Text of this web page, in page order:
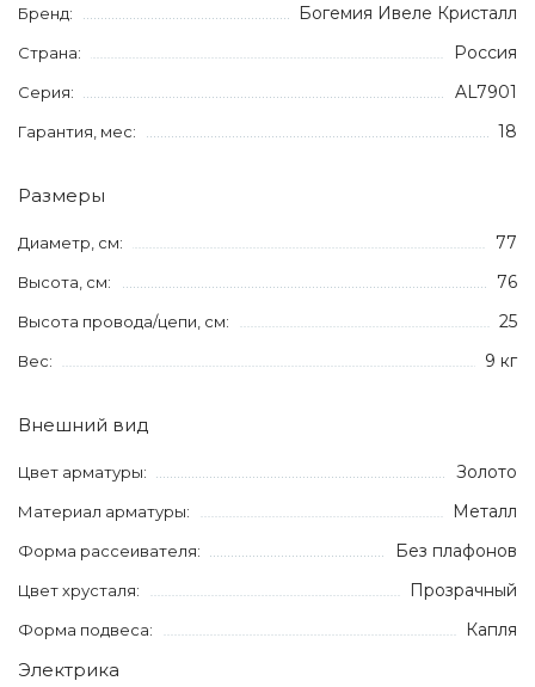
Бренд: Богемия Ивеле Кристалл
Страна: Россия
Серия: AL7901
Гарантия, мес: 18
Размеры
Диаметр, см: 77
Высота, см: 76
Высота провода/цепи, см: 25
Вес: 9 кг
Внешний вид
Цвет арматуры: Золото
Материал арматуры: Металл
Форма рассеивателя: Без плафонов
Цвет хрусталя: Прозрачный
Форма подвеса: Капля
Электрика